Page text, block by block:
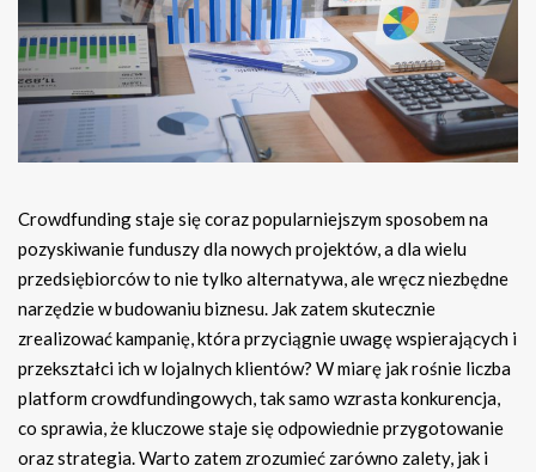
Crowdfunding staje się coraz popularniejszym sposobem na
pozyskiwanie funduszy dla nowych projektów, a dla wielu
przedsiębiorców to nie tylko alternatywa, ale wręcz niezbędne
narzędzie w budowaniu biznesu. Jak zatem skutecznie
zrealizować kampanię, która przyciągnie uwagę wspierających i
przekształci ich w lojalnych klientów? W miarę jak rośnie liczba
platform crowdfundingowych, tak samo wzrasta konkurencja,
co sprawia, że kluczowe staje się odpowiednie przygotowanie
oraz strategia. Warto zatem zrozumieć zarówno zalety, jak i